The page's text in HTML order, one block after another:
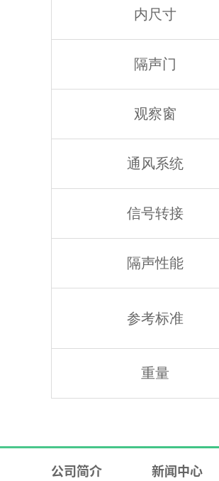
内尺寸
隔声门
观察窗
通风系统
信号转接
隔声性能
参考标准
重量
公司简介 新闻中心